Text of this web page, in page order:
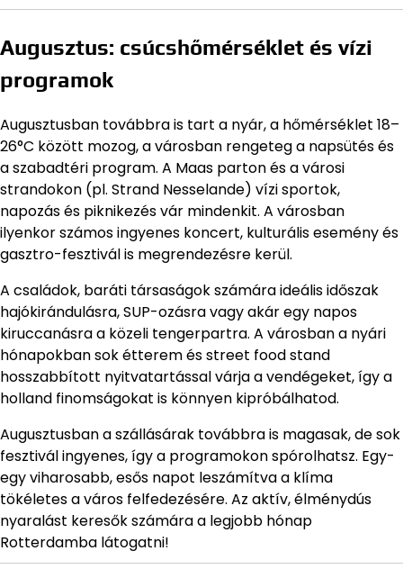
Augusztus: csúcshőmérséklet és vízi
programok
Augusztusban továbbra is tart a nyár, a hőmérséklet 18–
26°C között mozog, a városban rengeteg a napsütés és
a szabadtéri program. A Maas parton és a városi
strandokon (pl. Strand Nesselande) vízi sportok,
napozás és piknikezés vár mindenkit. A városban
ilyenkor számos ingyenes koncert, kulturális esemény és
gasztro-fesztivál is megrendezésre kerül.
A családok, baráti társaságok számára ideális időszak
hajókirándulásra, SUP-ozásra vagy akár egy napos
kiruccanásra a közeli tengerpartra. A városban a nyári
hónapokban sok étterem és street food stand
hosszabbított nyitvatartással várja a vendégeket, így a
holland finomságokat is könnyen kipróbálhatod.
Augusztusban a szállásárak továbbra is magasak, de sok
fesztivál ingyenes, így a programokon spórolhatsz. Egy-
egy viharosabb, esős napot leszámítva a klíma
tökéletes a város felfedezésére. Az aktív, élménydús
nyaralást keresők számára a legjobb hónap
Rotterdamba látogatni!